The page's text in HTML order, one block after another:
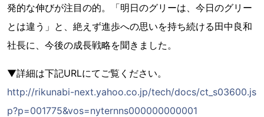
発的な伸びが注目の的。「明日のグリーは、今日のグリー
とは違う」と、絶えず進歩への思いを持ち続ける田中良和
社長に、今後の成長戦略を聞きました。
▼詳細は下記URLにてご覧ください。
http://rikunabi-next.yahoo.co.jp/tech/docs/ct_s03600.js
p?p=001775&vos=nyternns000000000001